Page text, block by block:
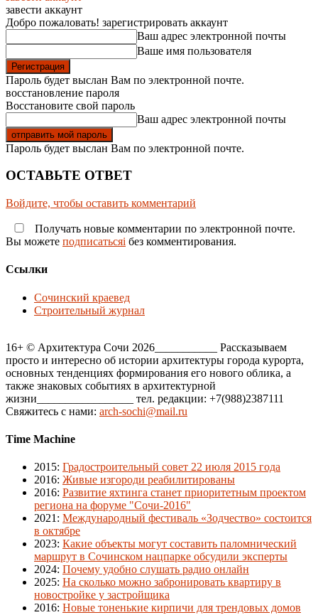
завести аккаунт
Добро пожаловать! зарегистрировать аккаунт
Ваш адрес электронной почты
Ваше имя пользователя
Пароль будет выслан Вам по электронной почте.
восстановление пароля
Восстановите свой пароль
Ваш адрес электронной почты
Пароль будет выслан Вам по электронной почте.
ОСТАВЬТЕ ОТВЕТ
Войдите, чтобы оставить комментарий
Получать новые комментарии по электронной почте.
Вы можете подписатьсяi без комментирования.
Ссылки
Сочинский краевед
Строительный журнал
16+ © Архитектура Сочи 2026___________ Рассказываем
просто и интересно об истории архитектуры города курорта,
основных тенденциях формирования его нового облика, а
также знаковых событиях в архитектурной
жизни_________________ тел. редакции: +7(988)2387111
Свяжитесь с нами: arch-sochi@mail.ru
Time Machine
2015: Градостроительный совет 22 июля 2015 года
2016: Живые изгороди реабилитированы
2016: Развитие яхтинга станет приоритетным проектом
региона на форуме "Сочи-2016"
2021 : Международный фестиваль «Зодчество» состоится
в октябре
2023: Какие объекты могут составить паломнический
маршрут в Сочинском нацпарке обсудили эксперты
2024: Почему удобно слушать радио онлайн
2025: На сколько можно забронировать квартиру в
новостройке у застройщика
2016: Новые тоненькие кирпичи для трендовых домов